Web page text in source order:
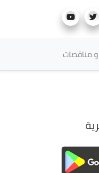
مناقصات